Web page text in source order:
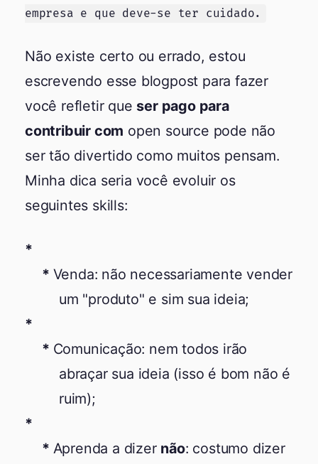
empresa e que deve-se ter cuidado.
Não existe certo ou errado, estou
escrevendo esse blogpost para fazer
você refletir que ser pago para
contribuir com open source pode não
ser tão divertido como muitos pensam.
Minha dica seria você evoluir os
seguintes skills:
Venda: não necessariamente vender
um "produto" e sim sua ideia;
Comunicação: nem todos irão
abraçar sua ideia (isso é bom não é
ruim);
Aprenda a dizer não: costumo dizer